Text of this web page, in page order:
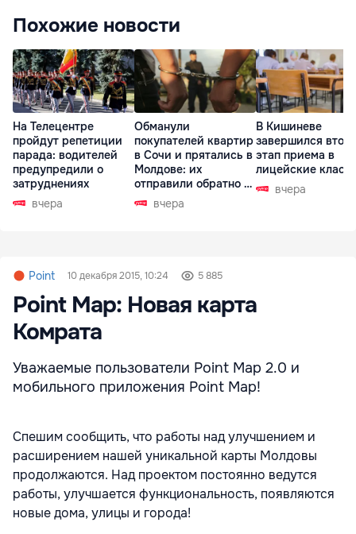
Похожие новости
На Телецентре
пройдут репетиции
парада: водителей
предупредили о
затруднениях
вчера
Обманули
покупателей квартир
в Сочи и прятались в
Молдове: их
отправили обратно в
РФ вчера
В Кишиневе
завершился
этап приема в
лицейские
вчера
Point 10 декабря 2015, 10:24 5 885
Point Map: Новая карта
Комрата
Уважаемые пользователи Point Map 2.0 и
мобильного приложения Point Map!
Спешим сообщить, что работы над улучшением и
расширением нашей уникальной карты Молдовы
продолжаются. Над проектом постоянно ведутся
работы, улучшается функциональность, появляются
новые дома, улицы и города!